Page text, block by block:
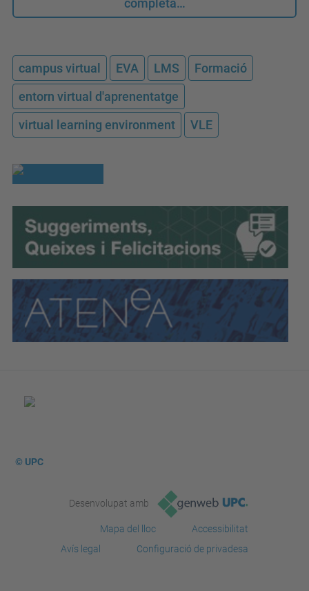
completa…
campus virtual EVA LMS
Formació
entorn virtual d'aprenentatge
virtual learning environment
VLE
© UPC
Desenvolupat amb
Mapa del lloc
Accessibilitat
Avís legal
Configuració de privadesa